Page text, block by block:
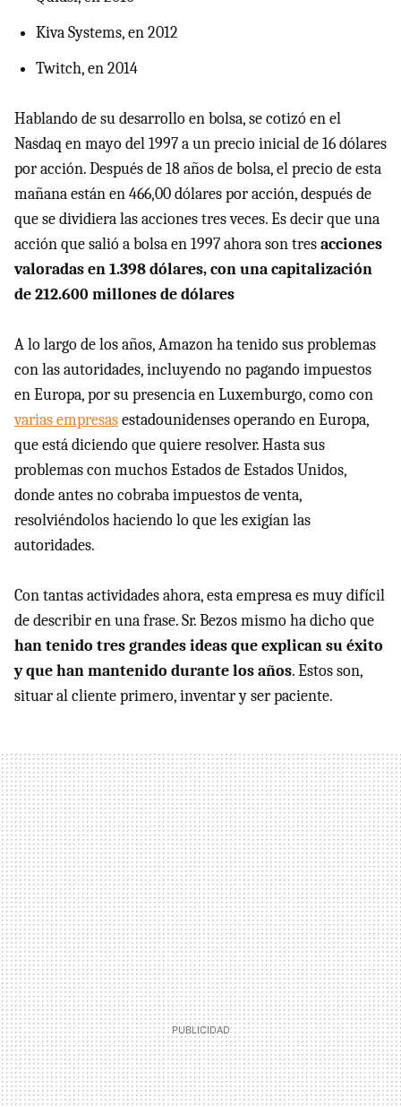
Kiva Systems, en 2012
Twitch, en 2014
Hablando de su desarrollo en bolsa, se cotizó en el
Nasdaq en mayo del 1997 a un precio inicial de 16 dólares
por acción. Después de 18 años de bolsa, el precio de esta
mañana están en 466,00 dólares por acción, después de
que se dividiera las acciones tres veces. Es decir que una
acción que salió a bolsa en 1997 ahora son tresacciones
valoradas en 1.398 dólares, con una capitalización
de 212.600 millones de dólares
A lo largo de los años, Amazon ha tenido sus problemas
con las autoridades, incluyendo no pagando impuestos
en Europa, por su presencia en Luxemburgo, como con
varias empresasestadounidenses operando en Europa,
que está diciendo que quiere resolver. Hasta sus
problemas con muchos Estados de Estados Unidos,
donde antes no cobraba impuestos de venta,
resolviéndolos haciendo lo que les exigían las
autoridades.
Con tantas actividades ahora, esta empresa es muy difícil
de describir en una frase. Sr. Bezos mismo ha dicho que
han tenido tres grandes ideas que explican su éxito
y que han mantenido durante los años. Estos son,
situar al cliente primero, inventar y ser paciente.